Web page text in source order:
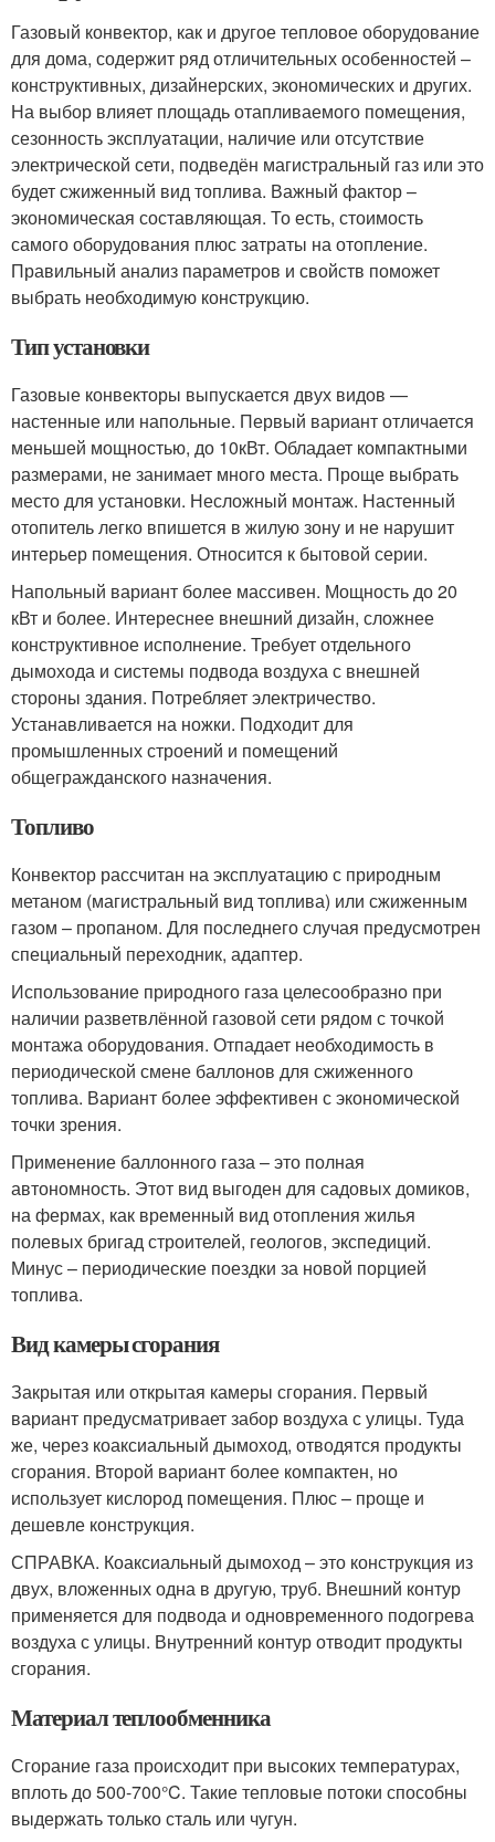
Газовый конвектор, как и другое тепловое оборудование
для дома, содержит ряд отличительных особенностей –
конструктивных, дизайнерских, экономических и других.
На выбор влияет площадь отапливаемого помещения,
сезонность эксплуатации, наличие или отсутствие
электрической сети, подведён магистральный газ или это
будет сжиженный вид топлива. Важный фактор –
экономическая составляющая. То есть, стоимость
самого оборудования плюс затраты на отопление.
Правильный анализ параметров и свойств поможет
выбрать необходимую конструкцию.
Тип установки
Газовые конвекторы выпускается двух видов —
настенные или напольные. Первый вариант отличается
меньшей мощностью, до 10кВт. Обладает компактными
размерами, не занимает много места. Проще выбрать
место для установки. Несложный монтаж. Настенный
отопитель легко впишется в жилую зону и не нарушит
интерьер помещения. Относится к бытовой серии.
Напольный вариант более массивен. Мощность до 20
кВт и более. Интереснее внешний дизайн, сложнее
конструктивное исполнение. Требует отдельного
дымохода и системы подвода воздуха с внешней
стороны здания. Потребляет электричество.
Устанавливается на ножки. Подходит для
промышленных строений и помещений
общегражданского назначения.
Топливо
Конвектор рассчитан на эксплуатацию с природным
метаном (магистральный вид топлива) или сжиженным
газом – пропаном. Для последнего случая предусмотрен
специальный переходник, адаптер.
Использование природного газа целесообразно при
наличии разветвлённой газовой сети рядом с точкой
монтажа оборудования. Отпадает необходимость в
периодической смене баллонов для сжиженного
топлива. Вариант более эффективен с экономической
точки зрения.
Применение баллонного газа – это полная
автономность. Этот вид выгоден для садовых домиков,
на фермах, как временный вид отопления жилья
полевых бригад строителей, геологов, экспедиций.
Минус – периодические поездки за новой порцией
топлива.
Вид камеры сгорания
Закрытая или открытая камеры сгорания. Первый
вариант предусматривает забор воздуха с улицы. Туда
же, через коаксиальный дымоход, отводятся продукты
сгорания. Второй вариант более компактен, но
использует кислород помещения. Плюс – проще и
дешевле конструкция.
СПРАВКА. Коаксиальный дымоход – это конструкция из
двух, вложенных одна в другую, труб. Внешний контур
применяется для подвода и одновременного подогрева
воздуха с улицы. Внутренний контур отводит продукты
сгорания.
Материал теплообменника
Сгорание газа происходит при высоких температурах,
вплоть до 500-700°C. Такие тепловые потоки способны
выдержать только сталь или чугун.